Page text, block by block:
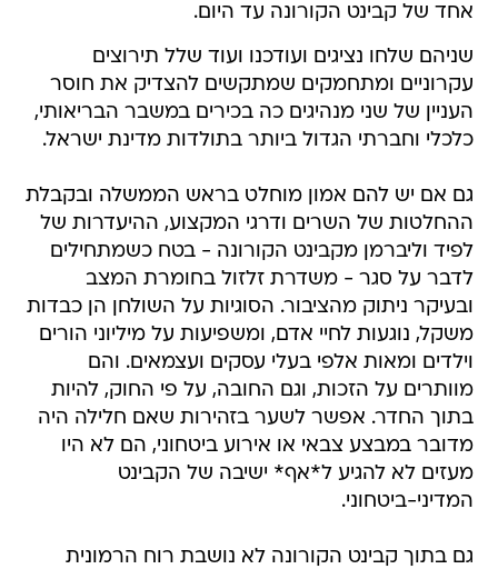
אחד של קבינט הקורונה עד היום.
שניהם שלחו נציגים ועודכנו ועוד שלל תירוצים
עקרוניים ומתחמקים שמתקשים להצדיק את חוסר
העניין של שני מנהיגים כה בכירים במשבר הבריאותי,
כלכלי וחברתי הגדול ביותר בתולדות מדינת ישראל.
גם אם יש להם אמון מוחלט בראש הממשלה ובקבלת
ההחלטות של השרים ודרגי המקצוע, ההיעדרות של
לפיד וליברמן מקבינט הקורונה - בטח כשמתחילים
לדבר על סגר - משדרת זלזול בחומרת המצב
ובעיקר ניתוק מהציבור. הסוגיות על השולחן הן כבדות
משקל, נוגעות לחיי אדם, ומשפיעות על מיליוני הורים
וילדים ומאות אלפי בעלי עסקים ועצמאים. והם
מוותרים על הזכות, וגם החובה, על פי החוק, להיות
בתוך החדר. אפשר לשער בזהירות שאם חלילה היה
מדובר במבצע צבאי או אירוע ביטחוני, הם לא היו
מעזים לא להגיע ל*אף* ישיבה של הקבינט
המדיני-ביטחוני.
גם בתוך קבינט הקורונה לא נושבת רוח הרמונית